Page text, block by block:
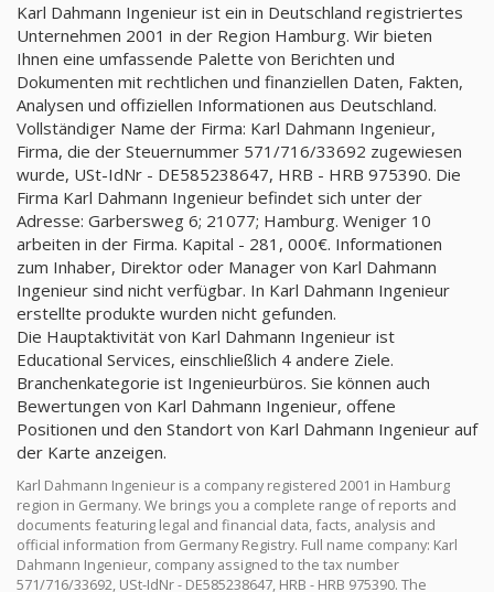
Karl Dahmann Ingenieur ist ein in Deutschland registriertes
Unternehmen 2001 in der Region Hamburg. Wir bieten
Ihnen eine umfassende Palette von Berichten und
Dokumenten mit rechtlichen und finanziellen Daten, Fakten,
Analysen und offiziellen Informationen aus Deutschland.
Vollständiger Name der Firma: Karl Dahmann Ingenieur,
Firma, die der Steuernummer 571/716/33692 zugewiesen
wurde, USt-IdNr - DE585238647, HRB - HRB 975390. Die
Firma Karl Dahmann Ingenieur befindet sich unter der
Adresse: Garbersweg 6; 21077; Hamburg. Weniger 10
arbeiten in der Firma. Kapital - 281, 000€. Informationen
zum Inhaber, Direktor oder Manager von Karl Dahmann
Ingenieur sind nicht verfügbar. In Karl Dahmann Ingenieur
erstellte produkte wurden nicht gefunden.
Die Hauptaktivität von Karl Dahmann Ingenieur ist
Educational Services, einschließlich 4 andere Ziele.
Branchenkategorie ist Ingenieurbüros. Sie können auch
Bewertungen von Karl Dahmann Ingenieur, offene
Positionen und den Standort von Karl Dahmann Ingenieur auf
der Karte anzeigen.
Karl Dahmann Ingenieur is a company registered 2001 in Hamburg
region in Germany. We brings you a complete range of reports and
documents featuring legal and financial data, facts, analysis and
official information from Germany Registry. Full name company: Karl
Dahmann Ingenieur, company assigned to the tax number
571/716/33692, USt-IdNr - DE585238647, HRB - HRB 975390. The